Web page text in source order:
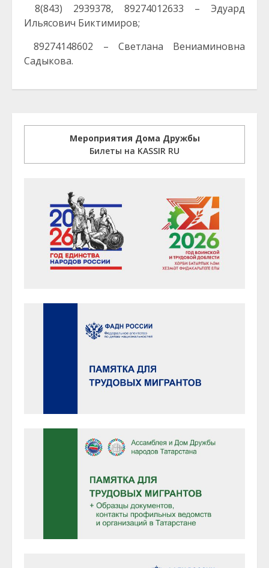
8(843) 2939378, 89274012633 – Эдуард
Ильясович Биктимиров;
89274148602 – Светлана Вениаминовна
Садыкова.
Мероприятия Дома Дружбы
Билеты на KASSIR RU